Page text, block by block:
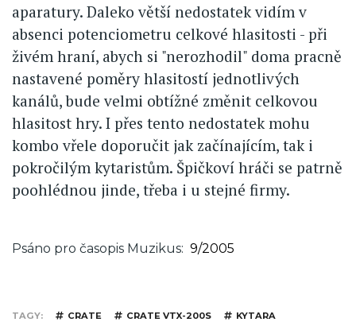
aparatury. Daleko větší nedostatek vidím v
absenci potenciometru celkové hlasitosti - při
živém hraní, abych si "nerozhodil" doma pracně
nastavené poměry hlasitostí jednotlivých
kanálů, bude velmi obtížné změnit celkovou
hlasitost hry. I přes tento nedostatek mohu
kombo vřele doporučit jak začínajícím, tak i
pokročilým kytaristům. Špičkoví hráči se patrně
poohlédnou jinde, třeba i u stejné firmy.
Psáno pro časopis Muzikus 9/2005
TAGY CRATE CRATE VTX-200S KYTARA